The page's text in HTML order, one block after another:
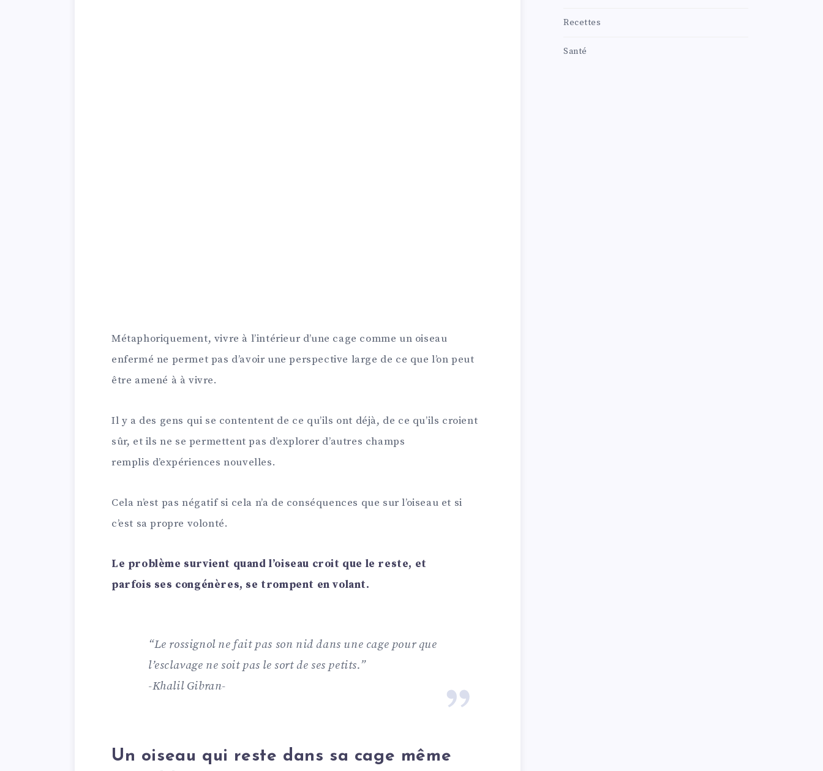
Métaphoriquement, vivre à l’intérieur d’une cage comme un oiseau
enfermé ne permet pas d’avoir une perspective large de ce que l’on peut
être amené à à vivre.
Il y a des gens qui se contentent de ce qu’ils ont déjà, de ce qu’ils croient
sûr, et ils ne se permettent pas d’explorer d’autres champs
remplis d’expériences nouvelles.
Cela n’est pas négatif si cela n’a de conséquences que sur l’oiseau et si
c’est sa propre volonté.
Le problème survient quand l’oiseau croit que le reste, et
parfois ses congénères, se trompent en volant.
“Le rossignol ne fait pas son nid dans une cage pour que
l’esclavage ne soit pas le sort de ses petits.”
-Khalil Gibran-
Un oiseau qui reste dans sa cage même
Recettes
Santé